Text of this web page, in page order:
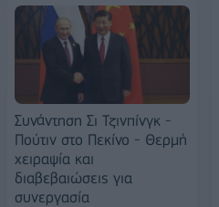
Συνάντηση Σι Τζινπίνγκ -
Πούτιν στο Πεκίνο - Θερμή
χειραψία και
διαβεβαιώσεις για
συνεργασία